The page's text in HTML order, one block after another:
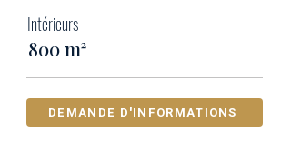
Intérieurs
800 m²
DEMANDE D'INFORMATIONS